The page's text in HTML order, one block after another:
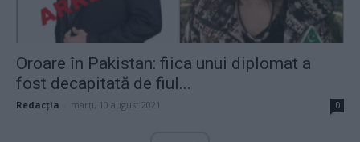
Oroare în Pakistan: fiica unui diplomat a
fost decapitată de fiul...
Redacţia marți, 10 august 2021 0